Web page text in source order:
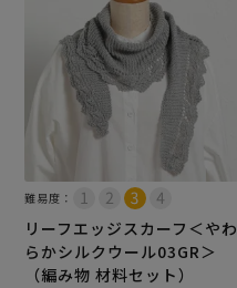
難易度：
リーフエッジスカーフ＜やわ
らかシルクウール03GR＞
（編み物 材料セット）